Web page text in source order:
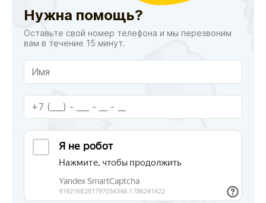
Нужна помощь?
Оставьте свой номер телефона и мы перезвоним
вам в течение 15 минут.